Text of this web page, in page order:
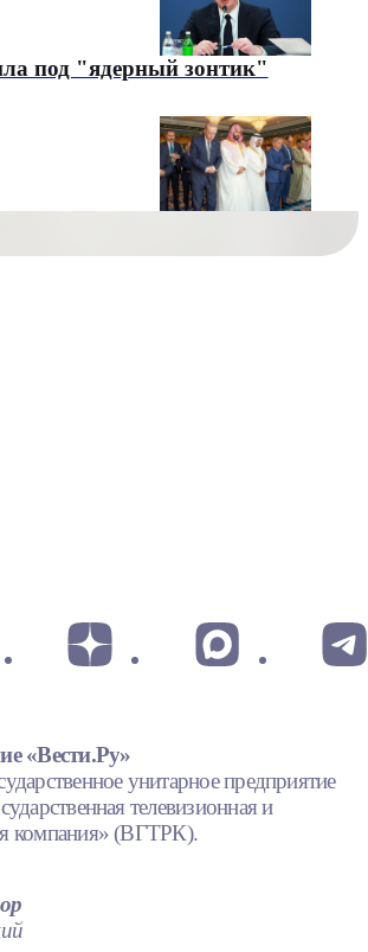
под "ядерный зонтик"
«Вести.Ру»
унитарное предприятие
телевизионная и
компания» (ВГТРК).